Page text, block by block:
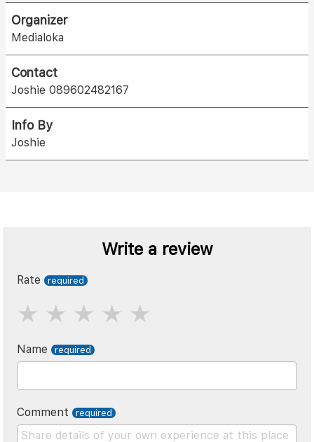
Organizer
Medialoka
Contact
Joshie 089602482167
Info By
Joshie
Write a review
Rate
Name
Comment